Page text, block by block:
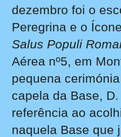
dezembro foi o
Peregrina e o
Salus Populi
Aérea nº5, em
pequena
capela da Base,
referência ao
naquela Base que